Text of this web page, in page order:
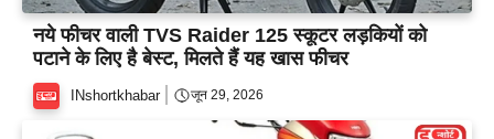
नये फीचर वाली TVS Raider 125 स्कूटर लड़कियों को
पटाने के लिए है बेस्ट, मिलते हैं यह खास फीचर
INshortkhabar जून 29, 2026